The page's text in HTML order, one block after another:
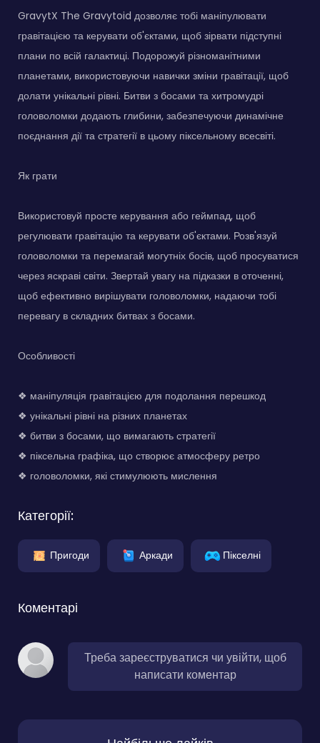
GravytX The Gravytoid дозволяє тобі маніпулювати
гравітацією та керувати об'єктами, щоб зірвати підступні
плани по всій галактиці. Подорожуй різноманітними
планетами, використовуючи навички зміни гравітації, щоб
долати унікальні рівні. Битви з босами та хитромудрі
головоломки додають глибини, забезпечуючи динамічне
поєднання дії та стратегії в цьому піксельному всесвіті.
Як грати
Використовуй просте керування або геймпад, щоб
регулювати гравітацію та керувати об'єктами. Розв'язуй
головоломки та перемагай могутніх босів, щоб просуватися
через яскраві світи. Звертай увагу на підказки в оточенні,
щоб ефективно вирішувати головоломки, надаючи тобі
перевагу в складних битвах з босами.
Особливості
❖ маніпуляція гравітацією для подолання перешкод
❖ унікальні рівні на різних планетах
❖ битви з босами, що вимагають стратегії
❖ піксельна графіка, що створює атмосферу ретро
❖ головоломки, які стимулюють мислення
Категорії:
Пригоди Аркади Пікселні
Коментарі
Треба зареєструватися чи увійти, щоб
написати коментар